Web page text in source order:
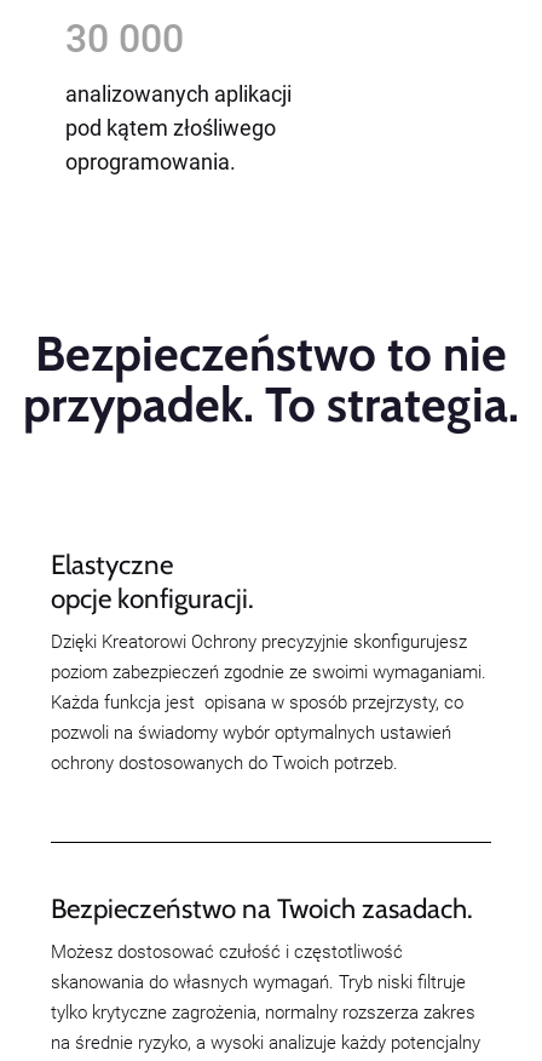
30 000
analizowanych aplikacji
pod kątem złośliwego
oprogramowania.
Bezpieczeństwo to nie
przypadek. To strategia.
Elastyczne
opcje konfiguracji.
Dzięki Kreatorowi Ochrony precyzyjnie skonfigurujesz
poziom zabezpieczeń zgodnie ze swoimi wymaganiami.
Każda funkcja jest opisana w sposób przejrzysty, co
pozwoli na świadomy wybór optymalnych ustawień
ochrony dostosowanych do Twoich potrzeb.
Bezpieczeństwo na Twoich zasadach.
Możesz dostosować czułość i częstotliwość
skanowania do własnych wymagań. Tryb niski filtruje
tylko krytyczne zagrożenia, normalny rozszerza zakres
na średnie ryzyko, a wysoki analizuje każdy potencjalny